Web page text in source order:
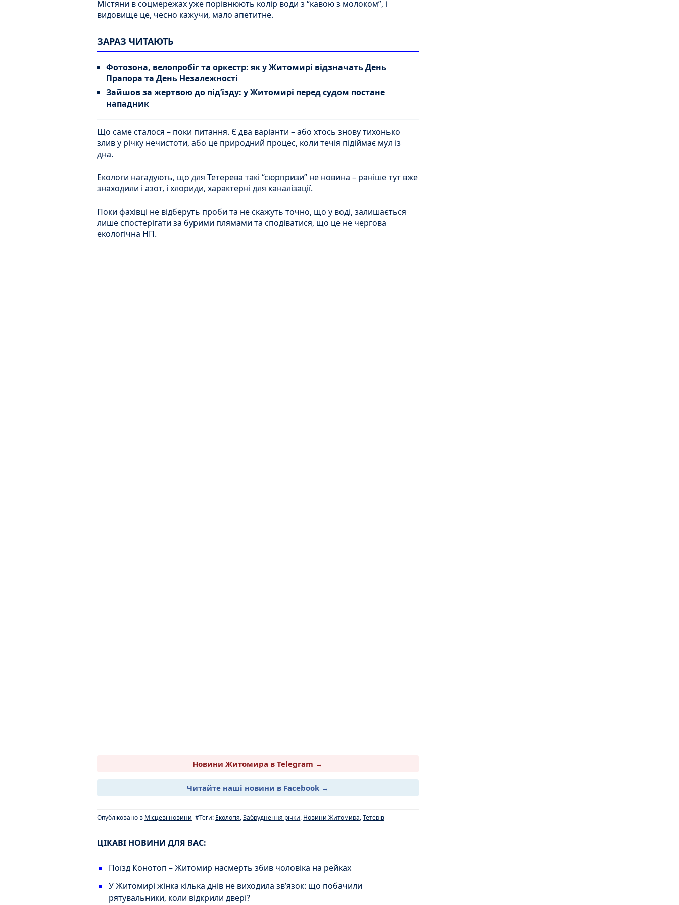
Містяни в соцмережах уже порівнюють колір води з “кавою з молоком”, і
видовище це, чесно кажучи, мало апетитне.
ЗАРАЗ ЧИТАЮТЬ
Фотозона, велопробіг та оркестр: як у Житомирі відзначать День
Прапора та День Незалежності
Зайшов за жертвою до під’їзду: у Житомирі перед судом постане
нападник
Що саме сталося – поки питання. Є два варіанти – або хтось знову тихонько
злив у річку нечистоти, або це природний процес, коли течія підіймає мул із
дна.
Екологи нагадують, що для Тетерева такі “сюрпризи” не новина – раніше тут вже
знаходили і азот, і хлориди, характерні для каналізації.
Поки фахівці не відберуть проби та не скажуть точно, що у воді, залишається
лише спостерігати за бурими плямами та сподіватися, що це не чергова
екологічна НП.
Новини Житомира в Telegram →
Читайте наші новини в Facebook →
Опубліковано в Місцеві новини #Теги: Екологія,Забруднення річки, Новини Житомира,Тетерів
ЦІКАВІ НОВИНИ ДЛЯ ВАС:
Поїзд Конотоп – Житомир насмерть збив чоловіка на рейках
У Житомирі жінка кілька днів не виходила зв’язок: що побачили
рятувальники, коли відкрили двері?